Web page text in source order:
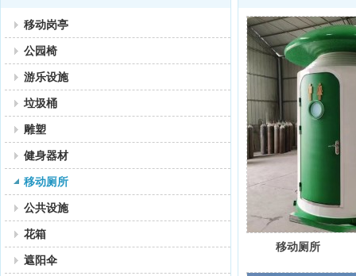
移动岗亭
公园椅
游乐设施
垃圾桶
雕塑
健身器材
移动厕所
公共设施
花箱
遮阳伞
移动厕所